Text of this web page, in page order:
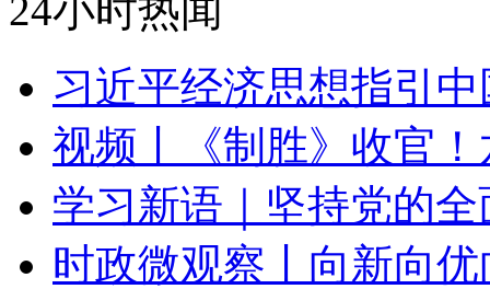
24小时热闻
习近平经济思想指引
视频丨《制胜》收官
学习新语｜坚持党的
时政微观察丨向新向